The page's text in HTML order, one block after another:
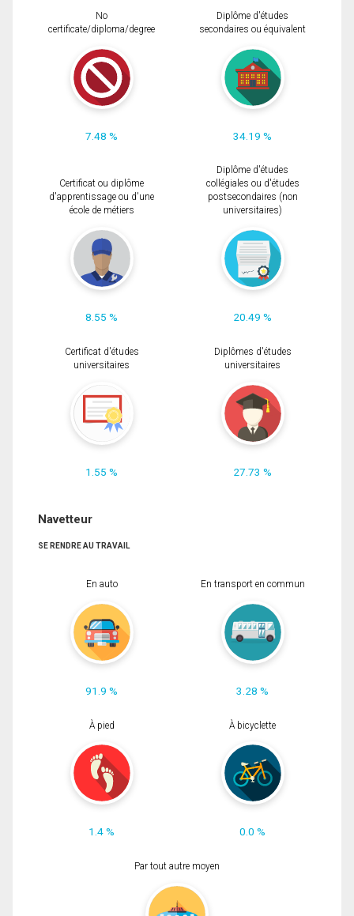
No
certificate/diploma/degree
7.48 %
Diplôme d'études
secondaires ou équivalent
34.19 %
Certificat ou diplôme
d'apprentissage ou d'une
école de métiers
8.55 %
Diplôme d'études
collégiales ou d'études
postsecondaires (non
universitaires)
20.49 %
Certificat d'études
universitaires
1.55 %
Diplômes d'études
universitaires
27.73 %
Navetteur
SE RENDRE AU TRAVAIL
En auto
91.9 %
En transport en commun
3.28 %
À pied
1.4 %
À bicyclette
0.0 %
Par tout autre moyen